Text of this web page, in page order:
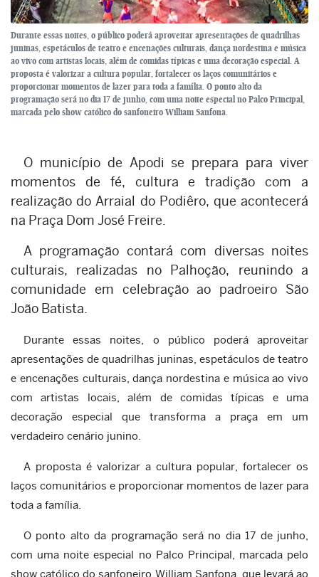
Durante essas noites, o público poderá aproveitar apresentações de quadrilhas
juninas, espetáculos de teatro e encenações culturais, dança nordestina e música
ao vivo com artistas locais, além de comidas típicas e uma decoração especial. A
proposta é valorizar a cultura popular, fortalecer os laços comunitários e
proporcionar momentos de lazer para toda a família. O ponto alto da
programação será no dia 17 de junho, com uma noite especial no Palco Principal,
marcada pelo show católico do sanfoneiro William Sanfona.
O município de Apodi se prepara para viver
momentos de fé, cultura e tradição com a
realização do Arraial do Podiêro, que acontecerá
na Praça Dom José Freire.
A programação contará com diversas noites
culturais, realizadas no Palhoção, reunindo a
comunidade em celebração ao padroeiro São
João Batista.
Durante essas noites, o público poderá aproveitar
apresentações de quadrilhas juninas, espetáculos de teatro
e encenações culturais, dança nordestina e música ao vivo
com artistas locais, além de comidas típicas e uma
decoração especial que transforma a praça em um
verdadeiro cenário junino.
A proposta é valorizar a cultura popular, fortalecer os
laços comunitários e proporcionar momentos de lazer para
toda a família.
O ponto alto da programação será no dia 17 de junho,
com uma noite especial no Palco Principal, marcada pelo
show católico do sanfoneiro William Sanfona, que levará ao